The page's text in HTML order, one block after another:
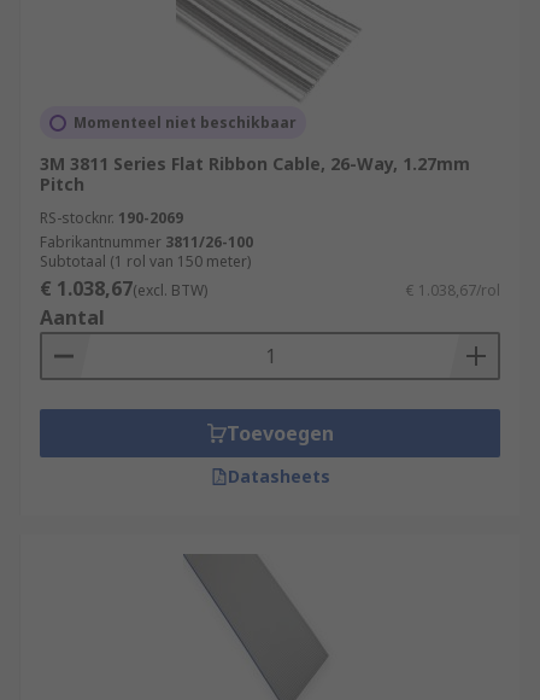
Momenteel niet beschikbaar
3M 3811 Series Flat Ribbon Cable, 26-Way, 1.27mm
Pitch
RS-stocknr. 190-2069
Fabrikantnummer 3811/26-100
Subtotaal (1 rol van 150 meter)
€ 1.038,67(excl. BTW) € 1.038,67/rol
Aantal
Toevoegen
Datasheets